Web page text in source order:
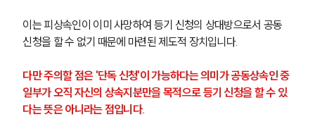
이는 피상속인이 이미 사망하여 등기 신청의 상대방으로서 공동
신청을 할 수 없기 때문에 마련된 제도적 장치입니다.
다만 주의할 점은 '단독 신청'이 가능하다는 의미가 공동상속인 중
일부가 오직 자신의 상속지분만을 목적으로 등기 신청을 할 수 있
다는 뜻은 아니라는 점입니다.